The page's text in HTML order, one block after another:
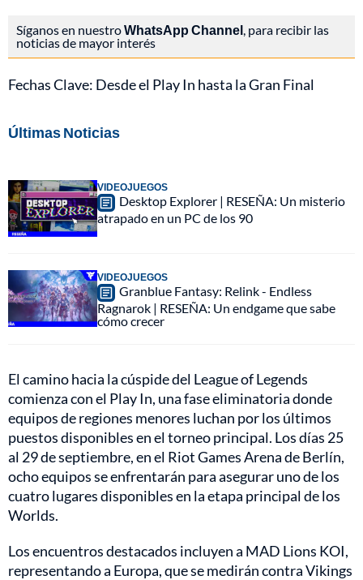
Síganos en nuestroWhatsApp Channel, para recibir las
noticias de mayor interés
Fechas Clave: Desde el Play In hasta la Gran Final
Últimas Noticias
VIDEOJUEGOS
Desktop Explorer | RESEÑA: Un misterio
atrapado en un PC de los 90
VIDEOJUEGOS
Granblue Fantasy: Relink - Endless
Ragnarok | RESEÑA: Un endgame que sabe
cómo crecer
El camino hacia la cúspide del League of Legends
comienza con el Play In, una fase eliminatoria donde
equipos de regiones menores luchan por los últimos
puestos disponibles en el torneo principal. Los días 25
al 29 de septiembre, en el Riot Games Arena de Berlín,
ocho equipos se enfrentarán para asegurar uno de los
cuatro lugares disponibles en la etapa principal de los
Worlds.
Los encuentros destacados incluyen a MAD Lions KOI,
representando a Europa, que se medirán contra Vikings